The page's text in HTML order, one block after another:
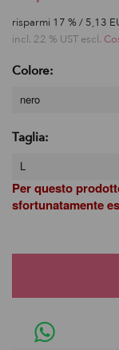
risparmi 17 % / 5,13
incl. 22 % UST escl.
Colore:
nero
Taglia:
L
Per questo
sfortunatamente